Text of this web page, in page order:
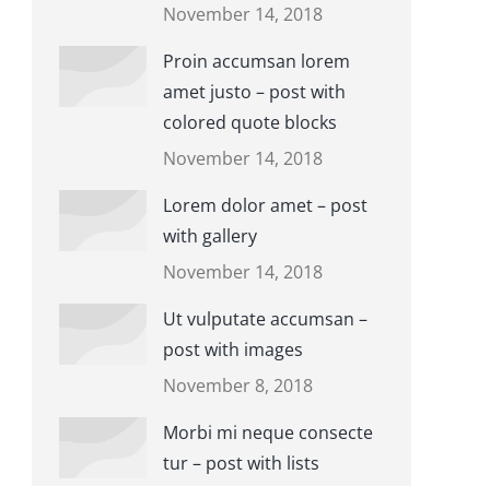
November 14, 2018
Proin accumsan lorem
amet justo – post with
colored quote blocks
November 14, 2018
Lorem dolor amet – post
with gallery
November 14, 2018
Ut vulputate accumsan –
post with images
November 8, 2018
Morbi mi neque consecte
tur – post with lists